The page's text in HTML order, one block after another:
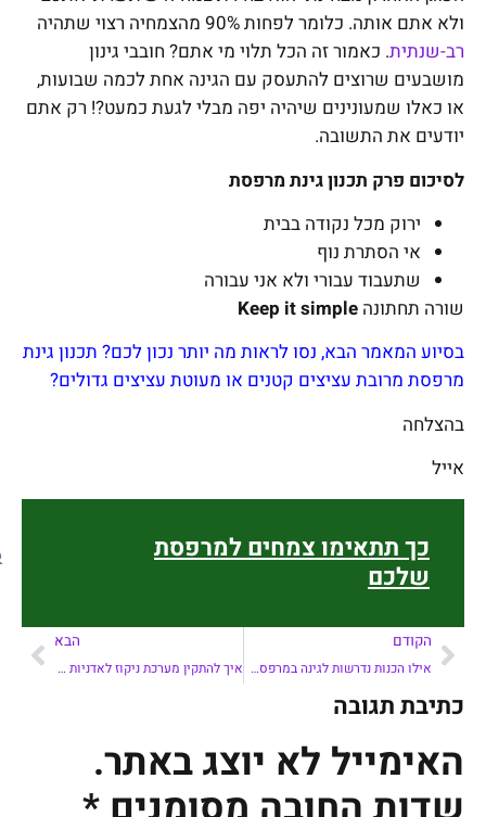
ולא אתם אותה. כלומר לפחות 90% מהצמחיה רצוי שתהיה
רב-שנתית. כאמור זה הכל תלוי מי אתם? חובבי גינון
מושבעים שרוצים להתעסק עם הגינה אחת לכמה שבועות,
או כאלו שמעונינים שיהיה יפה מבלי לגעת כמעט?! רק אתם
יודעים את התשובה.
לסיכום פרק תכנון גינת מרפסת
ירוק מכל נקודה בבית
אי הסתרת נוף
שתעבוד עבורי ולא אני עבורה
שורה תחתונהKeep it simple
בסיוע המאמר הבא, נסו לראות מה יותר נכון לכם?תכנון גינת
מרפסת מרובת עציצים קטנים או מעוטת עציצים גדולים?
בהצלחה
אייל
כך תתאימו צמחים למרפסת
שלכם
הקודם
אילו הכנות נדרשות לגינה במרפסת טרם בניה?
הבא
איך להתקין מערכת ניקוז לאדניות במרפסת?
כתיבת תגובה
האימייל לא יוצג באתר.